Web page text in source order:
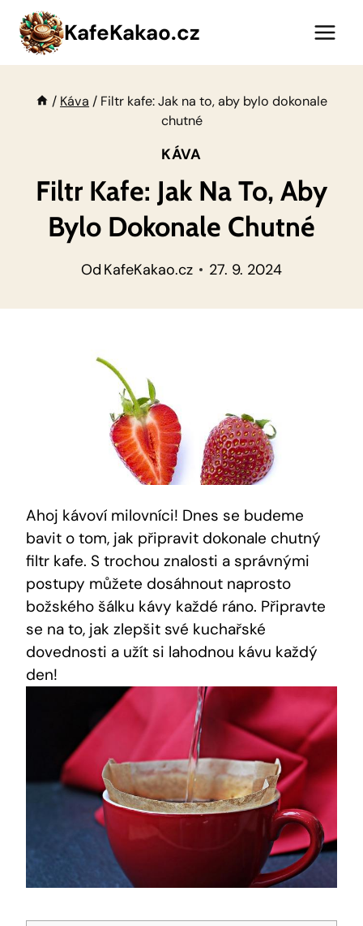
Přeskočit
obsah
KafeKakao.cz
/ Káva / Filtr kafe: Jak na to, aby bylo dokonale
chutné
KÁVA
Filtr Kafe: Jak Na To, Aby
Bylo Dokonale Chutné
Od KafeKakao.cz 27. 9. 2024
Ahoj kávoví milovníci! Dnes se budeme
bavit o tom, jak připravit dokonale chutný
filtr kafe. S trochou znalosti a správnými
postupy můžete dosáhnout naprosto
božského šálku kávy každé ráno. Připravte
se na to, jak zlepšit své kuchařské
dovednosti a užít si lahodnou kávu každý
den!